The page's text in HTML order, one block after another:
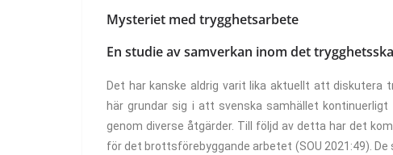
Mysteriet med trygghetsarbete
En studie av samverkan inom det
Det har kanske aldrig varit lika aktuellt att diskutera
här grundar sig i att svenska samhället
genom diverse åtgärder. Till följd av detta har det
för det brottsförebyggande arbetet (SOU 2021:49).